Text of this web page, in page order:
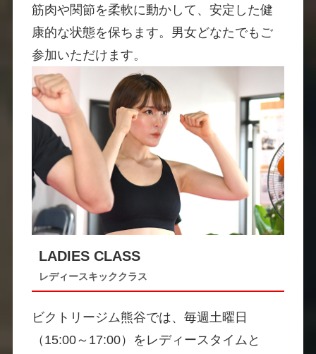
筋肉や関節を柔軟に動かして、安定した健
康的な状態を保ちます。男女どなたでもご
参加いただけます。
LADIES CLASS
レディースキッククラス
ビクトリージム熊谷では、毎週土曜日
（15:00～17:00）をレディースタイムと